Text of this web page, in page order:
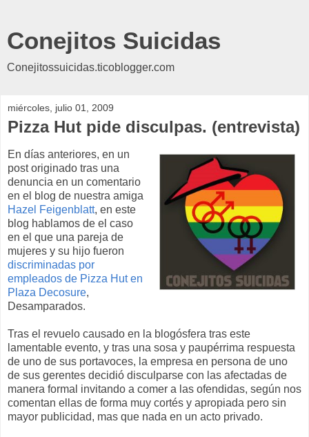
Conejitos Suicidas
Conejitossuicidas.ticoblogger.com
miércoles, julio 01, 2009
Pizza Hut pide disculpas. (entrevista)
En días anteriores, en un
post originado tras una
denuncia en un comentario
en el blog de nuestra amiga
Hazel Feigenblatt, en este
blog hablamos de el caso
en el que una pareja de
mujeres y su hijo fueron
discriminadas por
empleados de Pizza Huten
Plaza Decosure,
Desamparados.
Tras el revuelo causado en la blogósfera tras este
lamentable evento, y tras una sosa y paupérrima respuesta
de uno de sus portavoces, la empresa en persona de uno
de sus gerentes decidió disculparse con las afectadas de
manera formal invitando a comer a las ofendidas, según nos
comentan ellas de forma muy cortés y apropiada pero sin
mayor publicidad, mas que nada en un acto privado.